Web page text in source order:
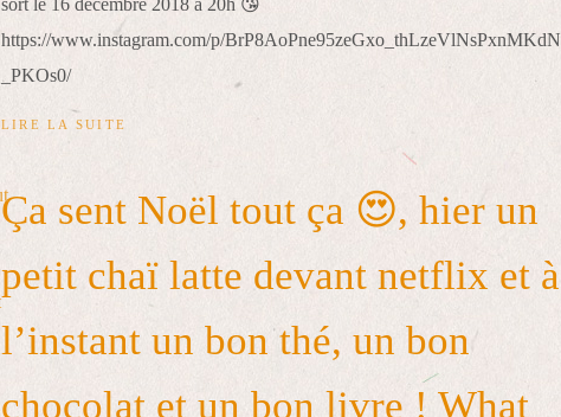
https://www.instagram.com/p/BrP8AoPne95zeGxo_thLzeVlNsPxnMKdN
_PKOs0/
LIRE LA SUITE
Ça sent Noël tout ça 😍, hier un
petit chaï latte devant netflix et à
l’instant un bon thé, un bon
chocolat et un bon livre ! What